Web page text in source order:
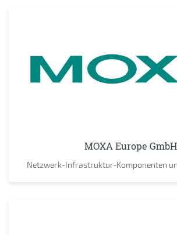
MOXA Europe GmbH
Netzwerk-Infrastruktur-Komponenten